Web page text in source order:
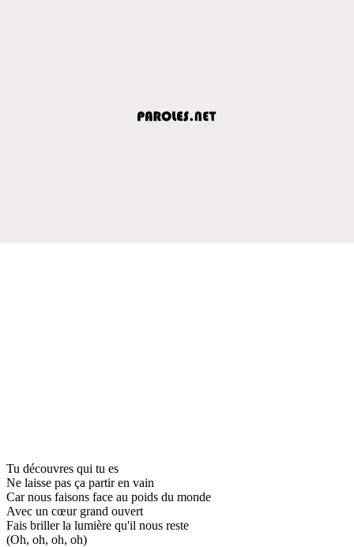
Tu découvres qui tu es
Ne laisse pas ça partir en vain
Car nous faisons face au poids du monde
Avec un cœur grand ouvert
Fais briller la lumière qu'il nous reste
(Oh, oh, oh, oh)